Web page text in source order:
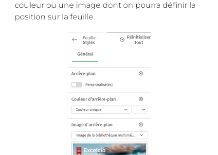
couleur ou une image dont on pourra définir la
position sur la feuille.